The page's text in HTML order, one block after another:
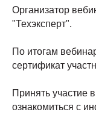
Организатор
"Техэксперт".
По итогам
сертификат
Принять участие
ознакомиться с